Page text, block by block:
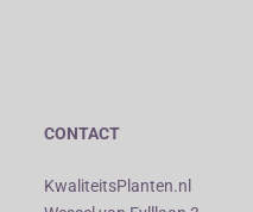
CONTACT
KwaliteitsPlanten.nl